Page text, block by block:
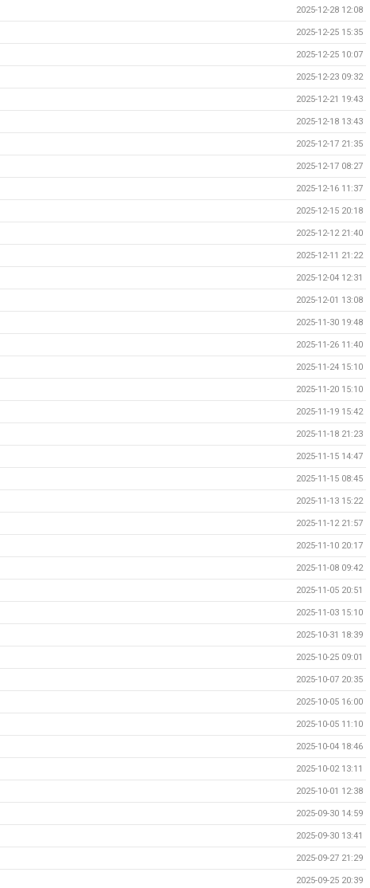
2025-12-28 12:08
2025-12-25 15:35
2025-12-25 10:07
2025-12-23 09:32
2025-12-21 19:43
2025-12-18 13:43
2025-12-17 21:35
2025-12-17 08:27
2025-12-16 11:37
2025-12-15 20:18
2025-12-12 21:40
2025-12-11 21:22
2025-12-04 12:31
2025-12-01 13:08
2025-11-30 19:48
2025-11-26 11:40
2025-11-24 15:10
2025-11-20 15:10
2025-11-19 15:42
2025-11-18 21:23
2025-11-15 14:47
2025-11-15 08:45
2025-11-13 15:22
2025-11-12 21:57
2025-11-10 20:17
2025-11-08 09:42
2025-11-05 20:51
2025-11-03 15:10
2025-10-31 18:39
2025-10-25 09:01
2025-10-07 20:35
2025-10-05 16:00
2025-10-05 11:10
2025-10-04 18:46
2025-10-02 13:11
2025-10-01 12:38
2025-09-30 14:59
2025-09-30 13:41
2025-09-27 21:29
2025-09-25 20:39